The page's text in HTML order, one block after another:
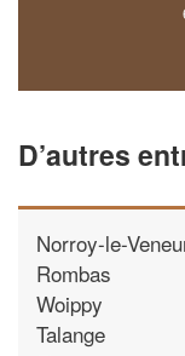
D’autres
Norroy-le-
Rombas
Woippy
Talange